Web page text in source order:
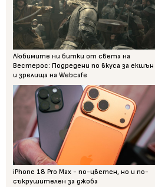
Любимите ни битки от света на
Вестерос: Подредени по вкуса за екшън
и зрелища на Webcafe
iPhone 18 Pro Max - по-цветен, но и по-
съкрушителен за джоба